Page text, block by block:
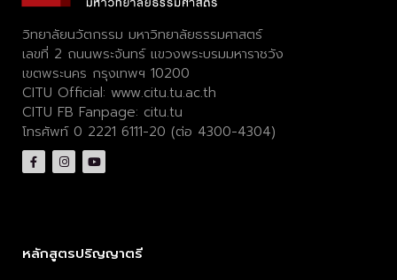
วิทยาลัยนวัตกรรม มหาวิทยาลัยธรรมศาสตร์
เลขที่ 2 ถนนพระจันทร์ แขวงพระบรมมหาราชวัง
เขตพระนคร กรุงเทพฯ 10200
CITU Official: www.citu.tu.ac.th
CITU FB Fanpage: citu.tu
โทรศัพท์ 0 2221 6111-20 (ต่อ 4300-4304)
หลักสูตรปริญญาตรี